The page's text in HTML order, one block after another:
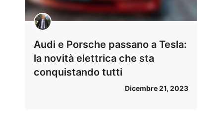
Audi e Porsche passano a Tesla:
la novità elettrica che sta
conquistando tutti
Dicembre 21, 2023